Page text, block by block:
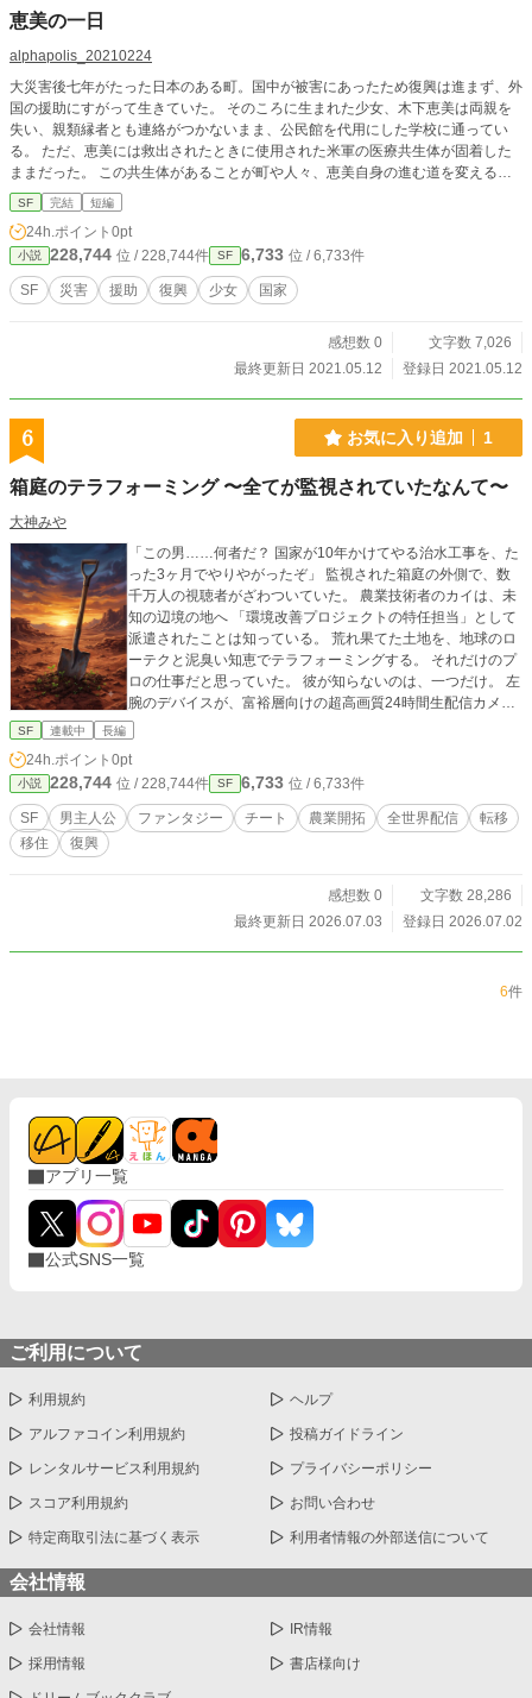
『スタンドアップ』 立ち上がることで、 勇気エネルギーが発
「立ち上がる」がテーマなので、 精神的成長とも相性が良
い。 ⸻ ⚠️ きょうつけ 『ガードポーズ』 姿勢を正すこと
で、 防御魔法を展開！ * ダメージ軽減 * 状態異常防御 * 集中
力アップ 強敵の必殺技対策に重要。 ⸻ 💺 着席（ちゃく
せき） 『チャージモード』 座ることで体力回復。 * MP回復 *
恵美の一日
alphapolis_20210224
大災害後七年がたった日本のある町。国中が被害にあったため復興は進まず、外
国の援助にすがって生きていた。 そのころに生まれた少女、木下恵美は両親を
失い、親類縁者とも連絡がつかないまま、公民館を代用にした学校に通ってい
る。 ただ、恵美には救出されたときに使用された米軍の医療共生体が固着した
ままだった。 この共生体があることが町や人々、恵美自身の進む道を変えるこ
とになる。 ＊「カクヨム」に投稿しています（名義：@ns_ky_20151225）。
＊「小説家になろう」に投稿しています（名義：naro_naro）。 ＊「エブリス
タ」に投稿しています（名義：estar_20210224）。 ＊「ノベルアップ＋」に投
稿しています（名義：novelup20210528）。
SF 完結 短編
24h.ポイント 0pt
小説 228,744 位 / 228,744件 SF 6,733 位 / 6,733件
SF 災害 援助 復興 少女 国家
感想数 0
文字数 7,026
最終更新日 2021.05.12
登録日 2021.05.12
6 お気に入り追加 1
箱庭のテラフォーミング 〜全てが監視されていたなんて〜
大神みや
「この男……何者だ？ 国家が10年かけてやる治水工事を、た
った3ヶ月でやりやがったぞ」 監視された箱庭の外側で、数
千万人の視聴者がざわついていた。 農業技術者のカイは、未
知の辺境の地へ 「環境改善プロジェクトの特任担当」として
派遣されたことは知っている。 荒れ果てた土地を、地球のロ
ーテクと泥臭い知恵でテラフォーミングする。 それだけのプ
ロの仕事だと思っていた。 彼が知らないのは、一つだけ。 左
腕のデバイスが、富裕層向けの超高画質24時間生配信カメラ
であることを。 自分の泥臭いサバイバルが、エリートたちの
で温泉エビ養殖だと！？ サバイバル番組のジャンルが変わっ
ちまう！」 「スパチャ500万入ったぞ！ まあ、本人には永遠
に届かないけどな！！」 プロの泥臭い仕事は、娯楽になんか
ならない。 ・・・なるはずだった。 ※本作はなろう・カクヨ
SF 連載中 長編
24h.ポイント 0pt
小説 228,744 位 / 228,744件 SF 6,733 位 / 6,733件
SF 男主人公 ファンタジー チート 農業開拓 全世界配信
転移
移住
復興
感想数 0
文字数 28,286
最終更新日 2026.07.03
登録日 2026.07.02
6件
アプリ一覧
公式SNS一覧
ご利用について
利用規約 ヘルプ
アルファコイン利用規約 投稿ガイドライン
レンタルサービス利用規約 プライバシーポリシー
スコア利用規約 お問い合わせ
特定商取引法に基づく表示 利用者情報の外部送信について
会社情報
会社情報 IR情報
採用情報 書店様向け